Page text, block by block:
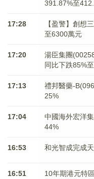
391.87%至
17:28
【盈警】創想
至6300萬元
17:20
湯臣集團
同比下跌85%
17:13
禮邦醫藥-
25%
17:04
中國海外宏洋
44%
16:53 和光智成完成
16:51
10年期港元特